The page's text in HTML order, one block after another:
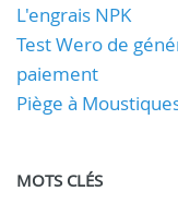
L'engrais NPK
Test Wero de
paiement
Piège à
MOTS CLÉS